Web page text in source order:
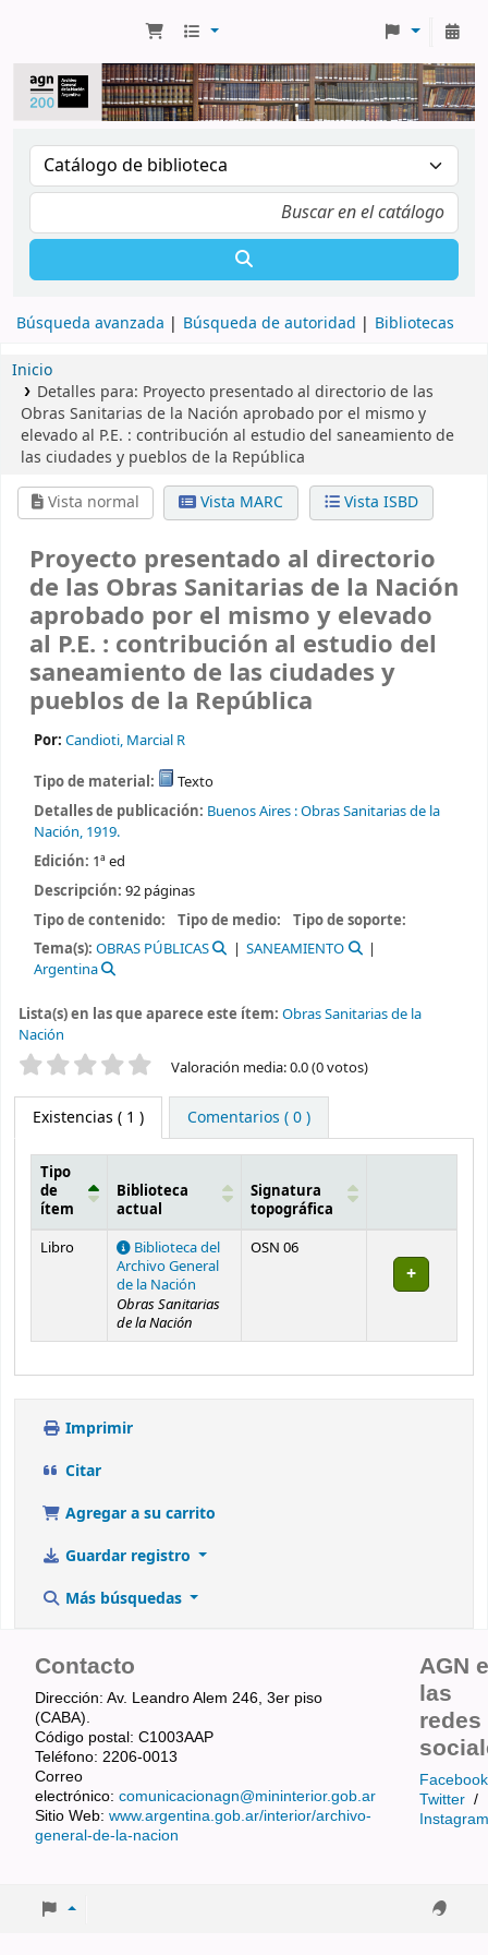
Búsqueda avanzada Búsqueda de autoridad Bibliotecas
Inicio
Detalles para: Proyecto presentado al directorio de las
Obras Sanitarias de la Nación aprobado por el mismo y
elevado al P.E. : contribución al estudio del saneamiento de
las ciudades y pueblos de la República
Vista normal
Vista MARC Vista ISBD
Proyecto presentado al directorio
de las Obras Sanitarias de la Nación
aprobado por el mismo y elevado
al P.E. : contribución al estudio del
saneamiento de las ciudades y
pueblos de la República
Por: Candioti, Marcial R
Tipo de material:
Texto
Detalles de publicación: Buenos Aires :Obras Sanitarias de la
Nación, 1919.
Edición: 1ª ed
Descripción: 92 páginas
Tipo de contenido:
Tipo de medio:
Tipo de soporte:
Tema(s): OBRAS PÚBLICAS
SANEAMIENTO
Argentina
Lista(s) en las que aparece este ítem: Obras Sanitarias de la
Nación
Valoración Valoración media: 0.0 (0 votos)
Existencias ( 1 ) Comentarios ( 0 )
Existencias
Tipo
de
ítem
Biblioteca
actual
Signatura
topográfica
Libro
Biblioteca del
Archivo General
de la Nación
Obras Sanitarias
de la Nación
OSN 06
Imprimir
Citar
Agregar a su carrito
Guardar registro
Más búsquedas
Contacto
Dirección: Av. Leandro Alem 246, 3er piso
(CABA).
Código postal: C1003AAP
Teléfono: 2206-0013
Correo
electrónico: comunicacionagn@mininterior.gob.ar
Sitio Web: www.argentina.gob.ar/interior/archivo-
general-de-la-nacion
AGN
las
redes
Facebook
Twitter /
Instagram